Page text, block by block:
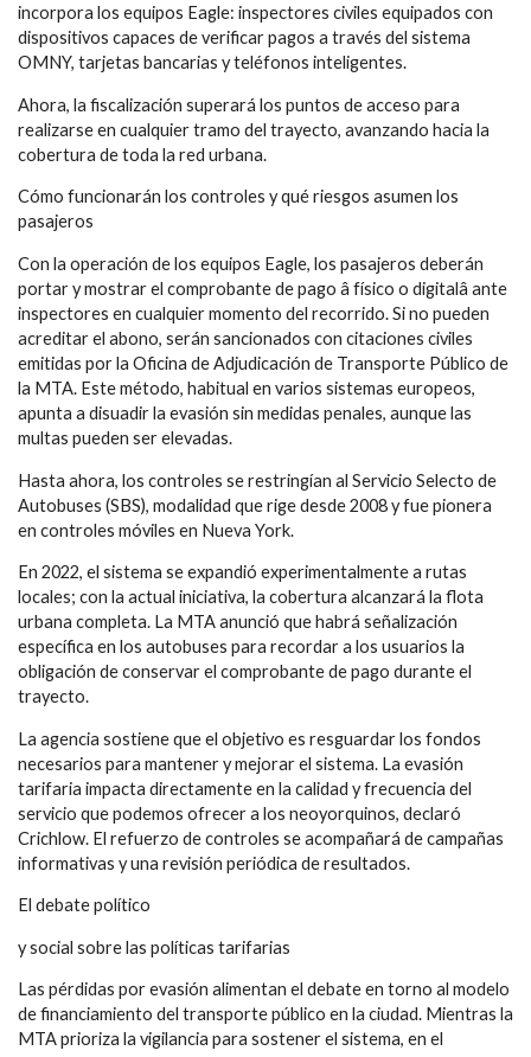
incorpora los equipos Eagle: inspectores civiles equipados con
dispositivos capaces de verificar pagos a través del sistema
OMNY, tarjetas bancarias y teléfonos inteligentes.
Ahora, la fiscalización superará los puntos de acceso para
realizarse en cualquier tramo del trayecto, avanzando hacia la
cobertura de toda la red urbana.
Cómo funcionarán los controles y qué riesgos asumen los
pasajeros
Con la operación de los equipos Eagle, los pasajeros deberán
portar y mostrar el comprobante de pago â físico o digitalâ ante
inspectores en cualquier momento del recorrido. Si no pueden
acreditar el abono, serán sancionados con citaciones civiles
emitidas por la Oficina de Adjudicación de Transporte Público de
la MTA. Este método, habitual en varios sistemas europeos,
apunta a disuadir la evasión sin medidas penales, aunque las
multas pueden ser elevadas.
Hasta ahora, los controles se restringían al Servicio Selecto de
Autobuses (SBS), modalidad que rige desde 2008 y fue pionera
en controles móviles en Nueva York.
En 2022, el sistema se expandió experimentalmente a rutas
locales; con la actual iniciativa, la cobertura alcanzará la flota
urbana completa. La MTA anunció que habrá señalización
específica en los autobuses para recordar a los usuarios la
obligación de conservar el comprobante de pago durante el
trayecto.
La agencia sostiene que el objetivo es resguardar los fondos
necesarios para mantener y mejorar el sistema. La evasión
tarifaria impacta directamente en la calidad y frecuencia del
servicio que podemos ofrecer a los neoyorquinos, declaró
Crichlow. El refuerzo de controles se acompañará de campañas
informativas y una revisión periódica de resultados.
El debate político
y social sobre las políticas tarifarias
Las pérdidas por evasión alimentan el debate en torno al modelo
de financiamiento del transporte público en la ciudad. Mientras la
MTA prioriza la vigilancia para sostener el sistema, en el